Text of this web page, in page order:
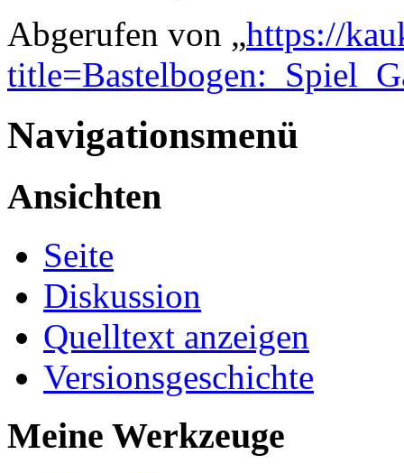
Abgerufen von „https://
Navigationsmenü
Ansichten
Seite
Diskussion
Quelltext anzeigen
Versionsgeschichte
Meine Werkzeuge